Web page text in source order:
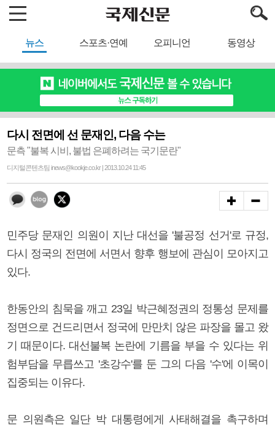
뉴스 스포츠·연예 오피니언 동영상
다시 전면에 선 문재인, 다음 수는
문측 "불복 시비, 불법 은폐하려는 국기문란"
디지털콘텐츠팀 inews@kookje.co.kr | 2013.10.24 11:45
민주당 문재인 의원이 지난 대선을 '불공정 선거'로 규정,
다시 정국의 전면에 서면서 향후 행보에 관심이 모아지고
있다.
한동안의 침묵을 깨고 23일 박근혜정권의 정통성 문제를
정면으로 건드리면서 정국에 만만치 않은 파장을 몰고 왔
기 때문이다. 대선불복 논란에 기름을 부을 수 있다는 위
험부담을 무릅쓰고 '초강수'를 둔 그의 다음 '수'에 이목이
집중되는 이유다.
문 의원측은 일단 박 대통령에게 사태해결을 촉구하며